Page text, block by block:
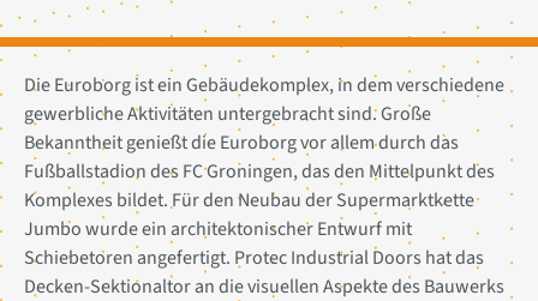
Die Euroborg ist ein Gebäudekomplex, in dem verschiedene
gewerbliche Aktivitäten untergebracht sind. Große
Bekanntheit genießt die Euroborg vor allem durch das
Fußballstadion des FC Groningen, das den Mittelpunkt des
Komplexes bildet. Für den Neubau der Supermarktkette
Jumbo wurde ein architektonischer Entwurf mit
Schiebetoren angefertigt. Protec Industrial Doors hat das
Decken-Sektionaltor an die visuellen Aspekte des Bauwerks